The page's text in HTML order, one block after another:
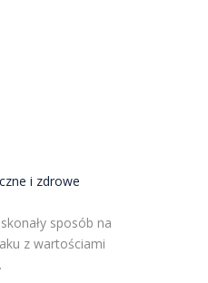
i zdrowe
sposób na
z wartościami